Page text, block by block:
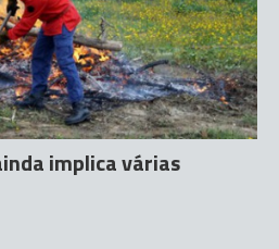
implica várias